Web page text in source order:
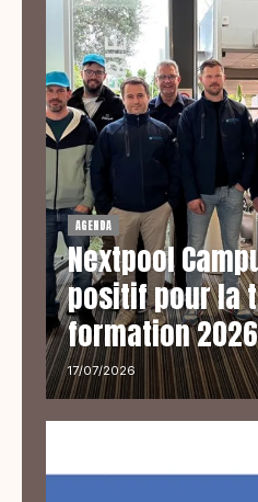
AGENDA
Nextpool
positif pour la
formation 2026
17/07/2026